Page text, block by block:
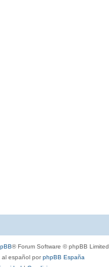
® Forum Software © phpBB Limited
al español porphpBB España